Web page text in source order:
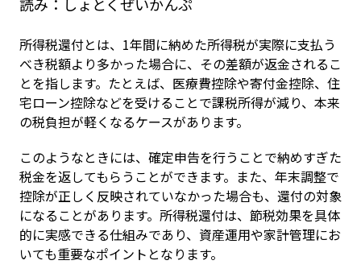
所得税還付とは、1年間に納めた所得税が実際に支払う
べき税額より多かった場合に、その差額が返金されるこ
とを指します。たとえば、医療費控除や寄付金控除、住
宅ローン控除などを受けることで課税所得が減り、本来
の税負担が軽くなるケースがあります。
このようなときには、確定申告を行うことで納めすぎた
税金を返してもらうことができます。また、年末調整で
控除が正しく反映されていなかった場合も、還付の対象
になることがあります。所得税還付は、節税効果を具体
的に実感できる仕組みであり、資産運用や家計管理にお
いても重要なポイントとなります。